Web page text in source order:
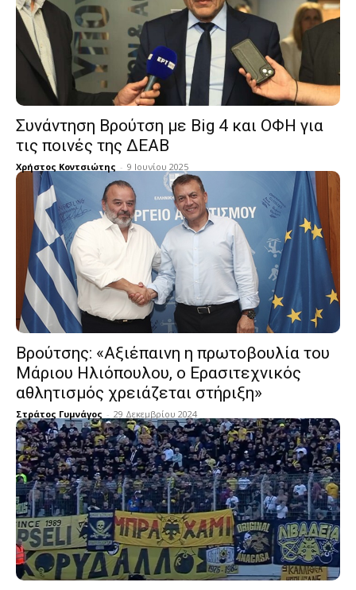
Συνάντηση Βρούτση με Big 4 και ΟΦΗ για
τις ποινές της ΔΕΑΒ
Χρήστος Κοντσιώτης - 9 Ιουνίου 2025
Βρούτσης: «Αξιέπαινη η πρωτοβουλία του
Μάριου Ηλιόπουλου, ο Ερασιτεχνικός
αθλητισμός χρειάζεται στήριξη»
Στράτος Γυμνάγος - 29 Δεκεμβρίου 2024